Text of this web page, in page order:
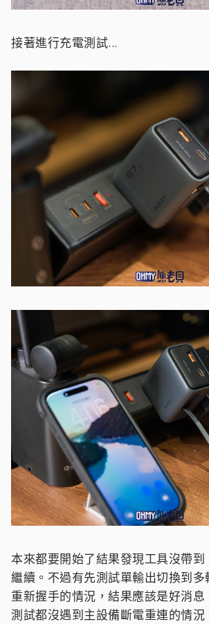
接著進行充電測試...
本來都要開始了結果發現工具沒帶到
繼續。不過有先測試單輸出切換到多
重新握手的情況，結果應該是好消息
測試都沒遇到主設備斷電重連的情況